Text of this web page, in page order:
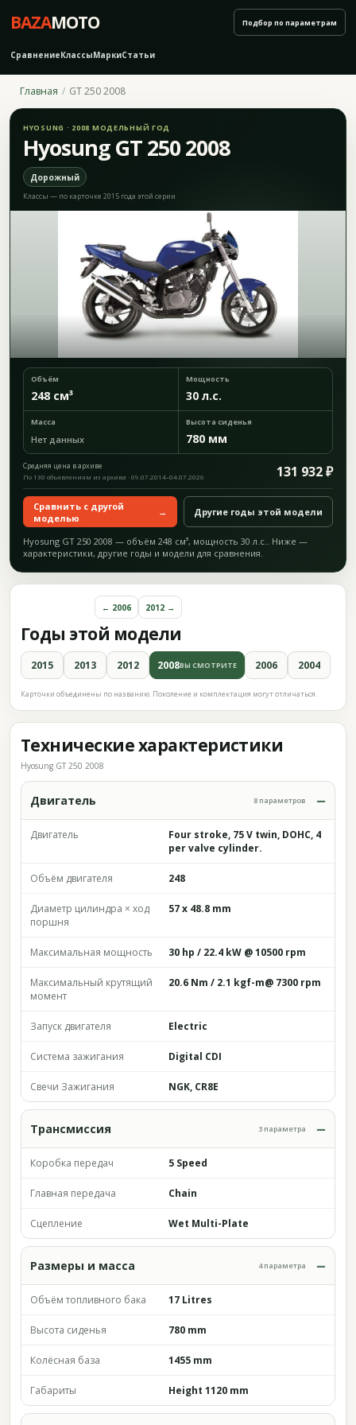
BAZAMOTO
СравнениеКлассыМаркиСтатьи
Подбор по параметрам
Главная GT 250 2008
HYOSUNG · 2008 МОДЕЛЬНЫЙ ГОД
Hyosung GT 250 2008
Дорожный
Классы — по карточке 2015 года этой серии
Объём
248 см³
Мощность
30 л.с.
Масса
Нет данных
Высота сиденья
780 мм
Средняя цена в архиве 131 932 ₽
По 130 объявлениям из архива · 09.07.2014–04.07.2026
Сравнить с другой
моделью
→ Другие годы этой модели
Hyosung GT 250 2008 — объём 248 см³, мощность 30 л.с.. Ниже —
характеристики, другие годы и модели для сравнения.
Годы этой модели
← 2006 2012 →
2015 2013 2012 2008ВЫ СМОТРИТЕ 2006 2004
Карточки объединены по названию. Поколение и комплектация могут отличаться.
Технические характеристики
Hyosung GT 250 2008
Двигатель 8 параметров
Двигатель
Four stroke, 75 V twin, DOHC, 4
per valve cylinder.
Объём двигателя 248
Диаметр цилиндра × ход
поршня
57 x 48.8 mm
Максимальная мощность 30 hp / 22.4 kW @ 10500 rpm
Максимальный крутящий
момент
20.6 Nm / 2.1 kgf-m@ 7300 rpm
Запуск двигателя Electric
Система зажигания Digital CDI
Свечи Зажигания NGK, CR8E
Трансмиссия 3 параметра
Коробка передач 5 Speed
Главная передача Chain
Сцепление Wet Multi-Plate
Размеры и масса 4 параметра
Объём топливного бака 17 Litres
Высота сиденья 780 mm
Колёсная база 1455 mm
Габариты Height 1120 mm